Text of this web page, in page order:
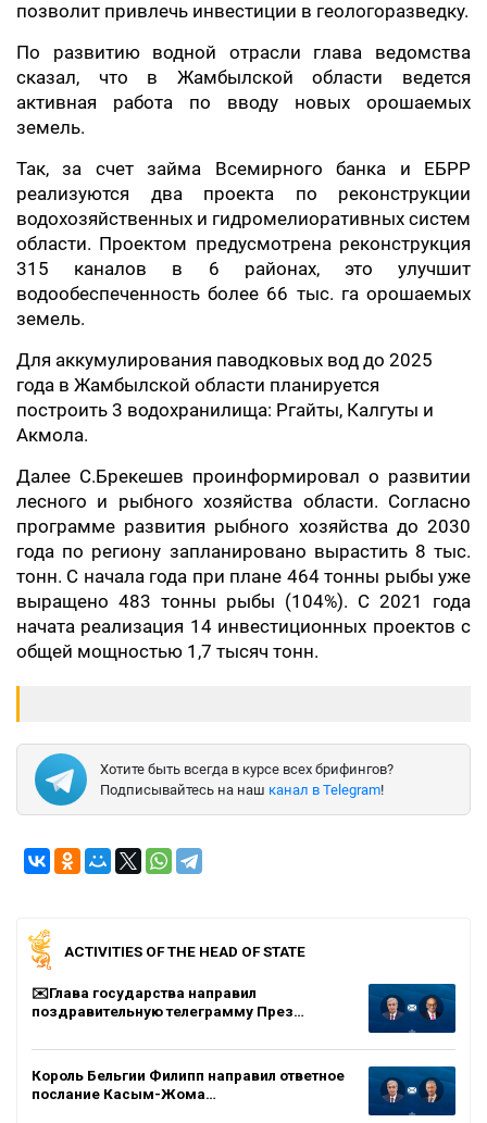
позволит привлечь инвестиции в геологоразведку.
По развитию водной отрасли глава ведомства
сказал, что в Жамбылской области ведется
активная работа по вводу новых орошаемых
земель.
Так, за счет займа Всемирного банка и ЕБРР
реализуются два проекта по реконструкции
водохозяйственных и гидромелиоративных систем
области. Проектом предусмотрена реконструкция
315 каналов в 6 районах, это улучшит
водообеспеченность более 66 тыс. га орошаемых
земель.
Для аккумулирования паводковых вод до 2025
года в Жамбылской области планируется
построить 3 водохранилища: Ргайты, Калгуты и
Акмола.
Далее С.Брекешев проинформировал о развитии
лесного и рыбного хозяйства области. Согласно
программе развития рыбного хозяйства до 2030
года по региону запланировано вырастить 8 тыс.
тонн. C начала года при плане 464 тонны рыбы уже
выращено 483 тонны рыбы (104%). С 2021 года
начата реализация 14 инвестиционных проектов с
общей мощностью 1,7 тысяч тонн.
Хотите быть всегда в курсе всех брифингов?
Подписывайтесь на наш канал в Telegram!
ACTIVITIES OF THE HEAD OF STATE
✉️Глава государства направил
поздравительную телеграмму През…
Король Бельгии Филипп направил ответное
послание Касым-Жома…